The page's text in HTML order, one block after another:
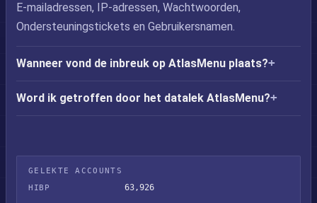
E-mailadressen, IP-adressen, Wachtwoorden,
Ondersteuningstickets en Gebruikersnamen.
Wanneer vond de inbreuk op AtlasMenu plaats?
Word ik getroffen door het datalek AtlasMenu?
GELEKTE ACCOUNTS
HIBP
63,926